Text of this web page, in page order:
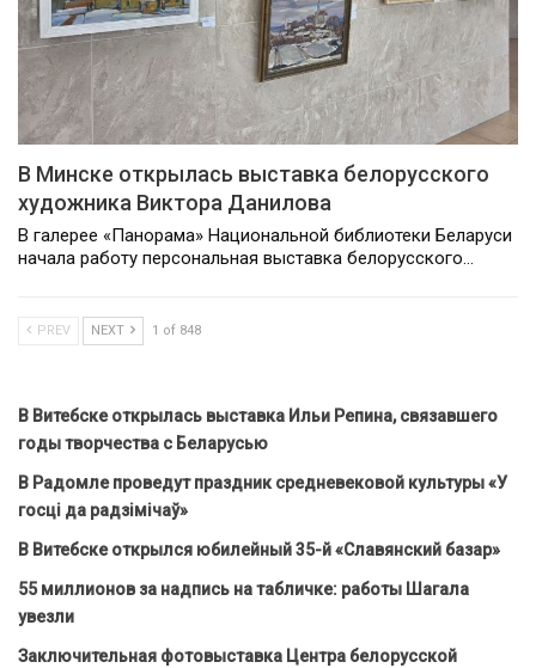
В Минске открылась выставка белорусского
художника Виктора Данилова
В галерее «Панорама» Национальной библиотеки Беларуси
начала работу персональная выставка белорусского…
PREV NEXT 1 of 848
В Витебске открылась выставка Ильи Репина, связавшего
годы творчества с Беларусью
В Радомле проведут праздник средневековой культуры «У
госці да радзімічаў»
В Витебске открылся юбилейный 35-й «Славянский базар»
55 миллионов за надпись на табличке: работы Шагала
увезли
Заключительная фотовыставка Центра белорусской